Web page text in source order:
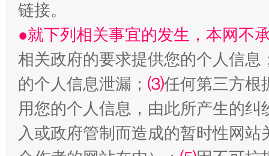
受贿1.44亿！段成刚被判无期
链接。
●就下列相关事宜的发生，本网不
相关政府的要求提供您的个人信息
的个人信息泄漏； ⑶任何第三方根
用您的个人信息，由此所产生的纠
入或政府管制而造成的暂时性网